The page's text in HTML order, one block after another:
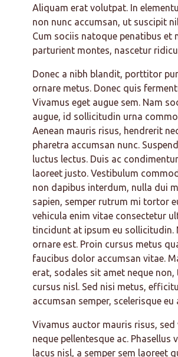
Aliquam erat volutpat. In
non nunc accumsan, ut suscipit
Cum sociis natoque penatibus et
parturient montes, nascetur
Donec a nibh blandit, porttitor
ornare metus. Donec quis
Vivamus eget augue sem. Nam
augue, id sollicitudin urna
Aenean mauris risus, hendrerit
pharetra accumsan nunc.
luctus lectus. Duis ac
laoreet justo. Vestibulum
non dapibus interdum, nulla dui
sapien, semper rutrum mi tortor
vehicula enim vitae consectetur
tincidunt at ipsum eu sollicitudin.
ornare est. Proin cursus metus
faucibus dolor accumsan vitae.
erat, sodales sit amet neque
cursus nisl. Sed nisi metus,
accumsan semper, scelerisque eu
Vivamus auctor mauris risus, sed
neque pellentesque ac. Phasellus
lacus nisl, a semper sem laoreet